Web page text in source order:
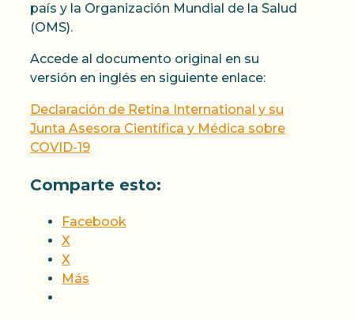
país y la Organización Mundial de la Salud
(OMS).
Accede al documento original en su
versión en inglés en siguiente enlace:
Declaración de Retina International y su
Junta Asesora Científica y Médica sobre
COVID-19
Comparte esto:
Facebook
X
X
Más